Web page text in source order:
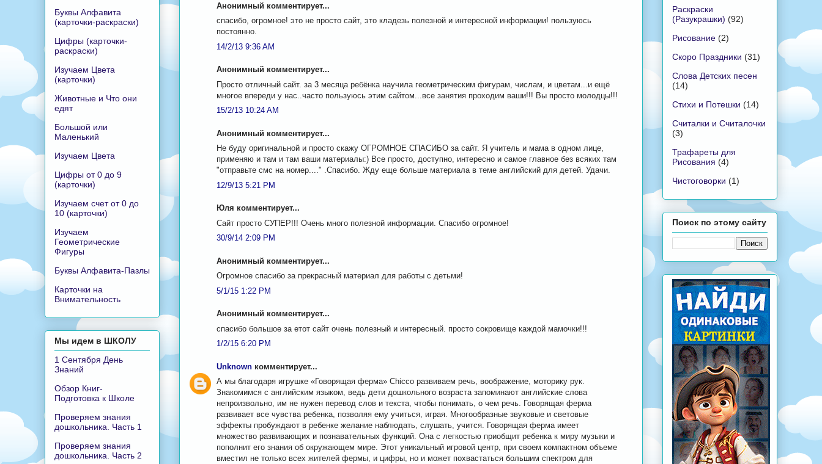
Анонимный комментирует...
спасибо, огромное! это не просто сайт, это кладезь полезной и интересной информации! пользуюсь
постоянно.
14/2/13 9:36 AM
Анонимный комментирует...
Просто отличный сайт. за 3 месяца ребёнка научила геометрическим фигурам, числам, и цветам...и ещё
многое впереди у нас..часто пользуюсь этим сайтом...все занятия проходим ваши!!! Вы просто молодцы!!!
15/2/13 10:24 AM
Анонимный комментирует...
Не буду оригинальной и просто скажу ОГРОМНОЕ СПАСИБО за сайт. Я учитель и мама в одном лице,
применяю и там и там ваши материалы:) Все просто, доступно, интересно и самое главное без всяких там
"отправьте смс на номер...." .Спасибо. Жду еще больше материала в теме английский для детей. Удачи.
12/9/13 5:21 PM
Юля комментирует...
Сайт просто СУПЕР!!! Очень много полезной информации. Спасибо огромное!
30/9/14 2:09 PM
Анонимный комментирует...
Огромное спасибо за прекрасный материал для работы с детьми!
5/1/15 1:22 PM
Анонимный комментирует...
спасибо большое за етот сайт очень полезный и интересный. просто сокровище каждой мамочки!!!
1/2/15 6:20 PM
Unknown комментирует...
А мы благодаря игрушке «Говорящая ферма» Chicco развиваем речь, воображение, моторику рук.
Знакомимся с английским языком, ведь дети дошкольного возраста запоминают английские слова
непроизвольно, им не нужен перевод слов и текста, чтобы понимать, о чем речь. Говорящая ферма
развивает все чувства ребенка, позволяя ему учиться, играя. Многообразные звуковые и световые
эффекты пробуждают в ребенке желание наблюдать, слушать, учится. Говорящая ферма имеет
множество развивающих и познавательных функций. Она с легкостью приобщит ребенка к миру музыки и
пополнит его знания об окружающем мире. Этот уникальный игровой центр, при своем компактном объеме
вместил не только всех жителей фермы, и цифры, но и может похвастаться большим спектром для
Буквы Алфавита
(карточки-раскраски)
Цифры (карточки-
раскраски)
Изучаем Цвета
(карточки)
Животные и Что они
едят
Большой или
Маленький
Изучаем Цвета
Цифры от 0 до 9
(карточки)
Изучаем счет от 0 до
10 (карточки)
Изучаем
Геометрические
Фигуры
Буквы Алфавита-Пазлы
Карточки на
Внимательность
Мы идем в ШКОЛУ
1 Сентября День
Знаний
Обзор Книг-
Подготовка к Школе
Проверяем знания
дошкольника. Часть 1
Проверяем знания
дошкольника. Часть 2
Раскраски
(Разукрашки) (92)
Рисование (2)
Скоро Праздники (31)
Слова Детских песен
(14)
Стихи и Потешки (14)
Считалки и Считалочки
(3)
Трафареты для
Рисования (4)
Чистоговорки (1)
Поиск по этому сайту